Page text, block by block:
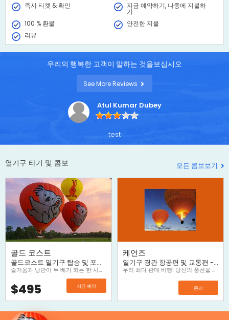
즉시 티켓 & 확인 지금 예약하기, 나중에 지불하
기
100 % 환불
안전한 지불
리뷰
우리의 행복한 고객이 말하는 것을보십시오
See More Reviews
Atul Kumar Dubey
test
열기구 타기 및 콤보 모든 콤보보기
골드 코스트
골드코스트 열기구 탑승 및 포도밭에서의 아침 식사
즐거움과 낭만이 두 배가 되는 한 시간 열기구 비행! 골드 코스트 해변과 도심의 풍경이 한눈에 내려다 보이는 낭만적인 열기구를 타고 자유로운 비행을 즐기세요. 비행을 마치면, 포도원에서 낭만과 여유가 가득한 아침 식사와 샴페인을 드실 수있습니다.
$495 지금 예약
케언즈
열기구 경관 항공편 및 교통편 - 가장 인기!
우리 최다 판매 비행! 당신의 풍선을 타고 즐길, 도어 교통편 및 뜨거운 공기와 환상적인 아침에 문이 포함되어 있습니다.열기구를 타고는 확실히 케언즈 (Cairns)를 방문에 수행 할 수있는 상위 3 가지 중 하나입니다.
문의